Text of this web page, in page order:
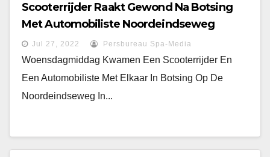
Scooterrijder Raakt Gewond Na Botsing
Met Automobiliste Noordeindseweg
Berkel En Rodenrijs
Jul 27, 2022 Persbureau Spa-Media
Woensdagmiddag Kwamen Een Scooterrijder En
Een Automobiliste Met Elkaar In Botsing Op De
Noordeindseweg In...